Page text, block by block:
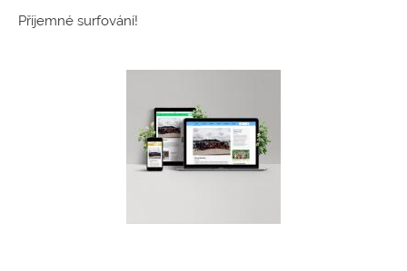
Příjemné surfování!